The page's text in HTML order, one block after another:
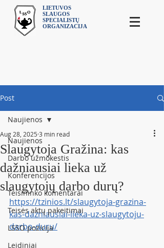
LIETUVOS
SLAUGOS
SPECIALISTŲ
ORGANIZACIJA
Post
Naujienos
Darbo užmokestis
Konferencijos
Teisininko komentarai
Teisės aktų pakeitimai
LSSO pozicija
Leidiniai
Naujienos
Slaugytoja Gražina: kas
dažniausiai lieka už
slaugytojų darbo durų?
Aug 28, 2025 3 min read
https://tzinios.lt/slaugytoja-grazina-
kas-dazniausiai-lieka-uz-slaugytoju-
darbo-duru/